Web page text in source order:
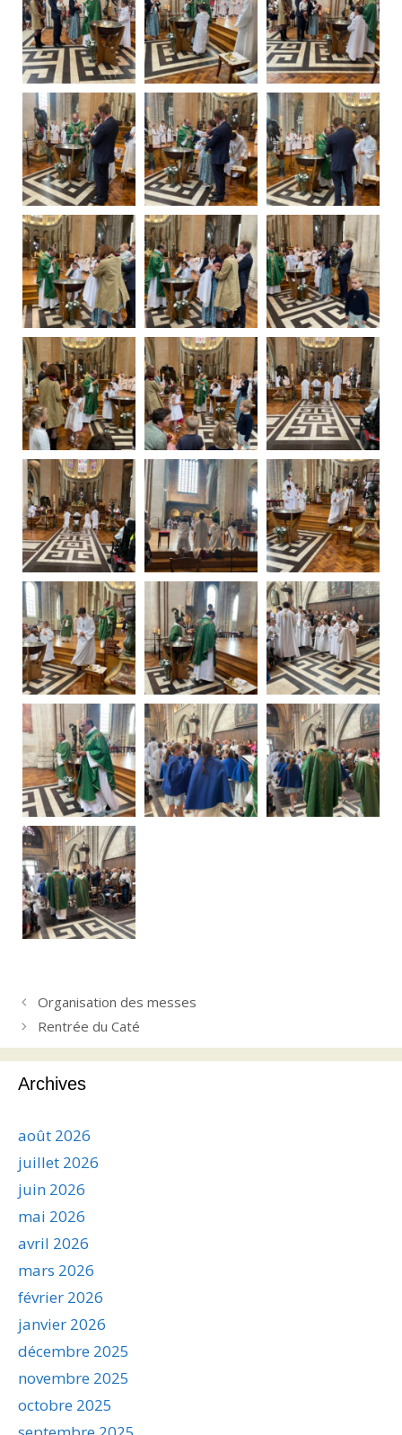
Organisation des messes
Rentrée du Caté
Archives
août 2026
juillet 2026
juin 2026
mai 2026
avril 2026
mars 2026
février 2026
janvier 2026
décembre 2025
novembre 2025
octobre 2025